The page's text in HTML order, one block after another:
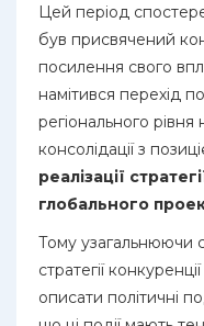
Цей період
був присвячений
посилення свого
намітився перехід
регіонального
консолідації з
реалізації
глобального
Тому узагальнюючи
стратегії
описати політичні